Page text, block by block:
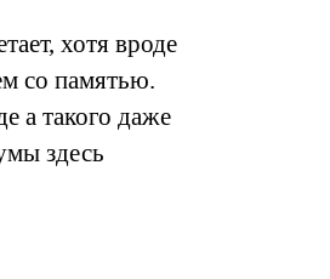
хотя вроде
со памятью.
а такого даже
здесь